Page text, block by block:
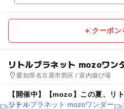
クーポン
リトルプラネット mozoワン
愛知県名古屋市西区 / 室内遊び場
【開催中】【mozo】この夏、リ
ールがやってくる!